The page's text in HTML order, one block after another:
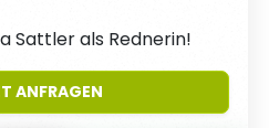
Sattler als Rednerin!
ANFRAGEN